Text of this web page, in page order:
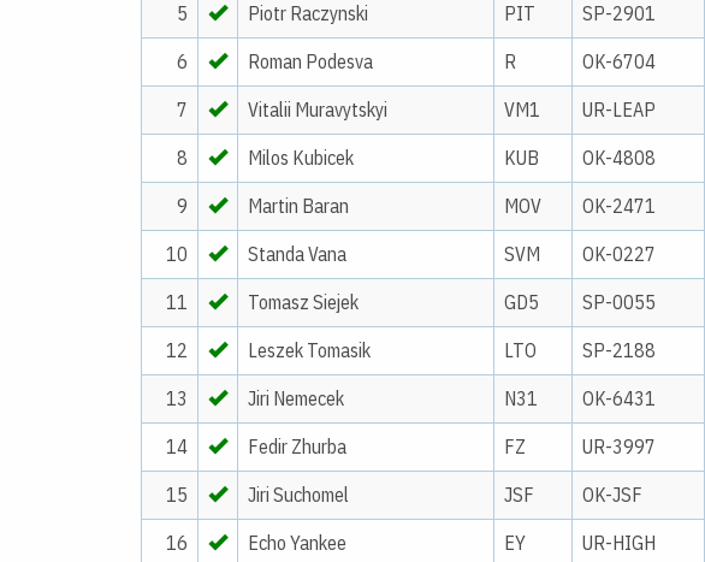
5
Piotr Raczynski PIT SP-2901
6
Roman Podesva R OK-6704
7
Vitalii Muravytskyi VM1 UR-LEAP
8
Milos Kubicek KUB OK-4808
9
Martin Baran MOV OK-2471
10
Standa Vana SVM OK-0227
11
Tomasz Siejek GD5 SP-0055
12
Leszek Tomasik LTO SP-2188
13
Jiri Nemecek N31 OK-6431
14
Fedir Zhurba FZ UR-3997
15
Jiri Suchomel JSF OK-JSF
16
Echo Yankee EY UR-HIGH